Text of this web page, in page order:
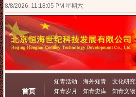
8/8/2026, 11:18:06 PM 星期六
首页
知青活动 海外知青 文化研究
知青岁月
知青史库 知青文物